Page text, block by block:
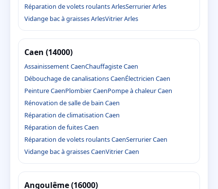
Réparation de volets roulants ArlesSerrurier Arles
Vidange bac à graisses ArlesVitrier Arles
Caen (14000)
Assainissement CaenChauffagiste Caen
Débouchage de canalisations CaenÉlectricien Caen
Peinture CaenPlombier CaenPompe à chaleur Caen
Rénovation de salle de bain Caen
Réparation de climatisation Caen
Réparation de fuites Caen
Réparation de volets roulants CaenSerrurier Caen
Vidange bac à graisses CaenVitrier Caen
Angoulême (16000)